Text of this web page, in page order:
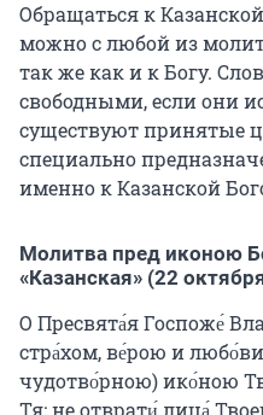
Обращаться к
можно с любой из
так же как и к Богу.
свободными, если они
существуют принятые
специально
именно к Казанской
Молитва пред иконою
«Казанская» (22
О Пресвята́я Госпоже́
стра́хом, ве́рою и
чудотво́рною) ико́ною
Тя: не отврати́ лица́